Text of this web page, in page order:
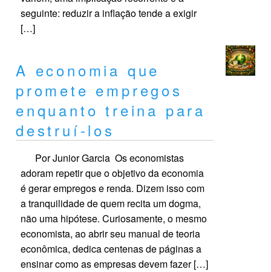
seguinte: reduzir a inflação tende a exigir
[…]
A economia que
promete empregos
enquanto treina para
destruí-los
Por Junior Garcia Os economistas
adoram repetir que o objetivo da economia
é gerar empregos e renda. Dizem isso com
a tranquilidade de quem recita um dogma,
não uma hipótese. Curiosamente, o mesmo
economista, ao abrir seu manual de teoria
econômica, dedica centenas de páginas a
ensinar como as empresas devem fazer […]